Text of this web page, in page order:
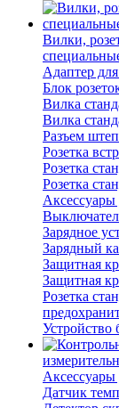
Вилки,
Адаптер
Блок
Вилка
Вилка
Разъем
Розетка
Розетка
Розетка
Зарядное
Зарядный
Защитная
Защитная
Розетка
Устройство
Датчик